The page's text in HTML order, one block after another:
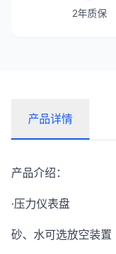
2年质保
产品详情
产品介绍：
·压力仪表盘
砂、水可选放空装置